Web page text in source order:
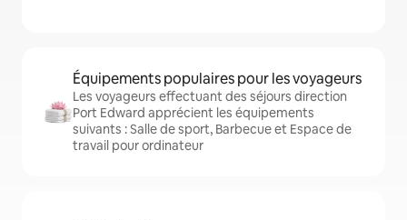
Équipements populaires pour les voyageurs
Les voyageurs effectuant des séjours direction
Port Edward apprécient les équipements
suivants : Salle de sport, Barbecue et Espace de
travail pour ordinateur